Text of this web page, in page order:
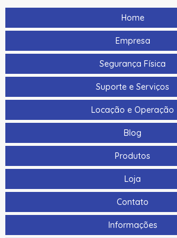
Home
Empresa
Segurança Física
Suporte e Serviços
Locação e Operação
Blog
Produtos
Loja
Contato
Informações